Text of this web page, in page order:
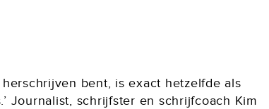
bent, is exact hetzelfde als
Journalist, schrijfster en schrijfcoach Kim